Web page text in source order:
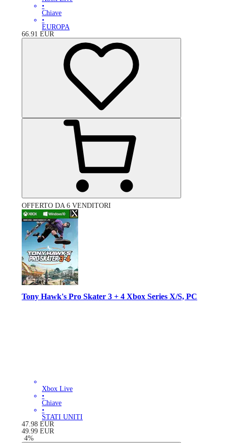
•
Chiave
•
EUROPA
66.91 EUR
OFFERTO DA 6 VENDITORI
Tony Hawk's Pro Skater 3 + 4 Xbox Series X/S, PC
Xbox Live
•
Chiave
•
STATI UNITI
47.98 EUR
49.99 EUR
-4%